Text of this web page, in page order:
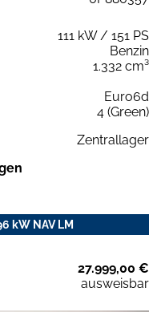
111 kW / 151 PS
Benzin
1.332 cm³
Euro6d
4 (Green)
Zentrallager
kW NAV LM
27.999,00 €
ausweisbar